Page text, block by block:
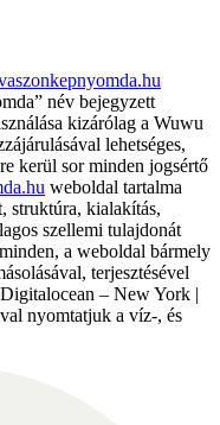
név bejegyzett
kizárólag a Wuwu
lehetséges,
kerül sor minden jogsértő
weboldal tartalma
struktúra, kialakítás,
szellemi tulajdonát
a weboldal bármely
terjesztésével
– New York |
nyomtatjuk a víz-, és